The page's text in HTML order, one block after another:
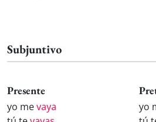
Subjuntivo
Presente
yo mevaya
yo